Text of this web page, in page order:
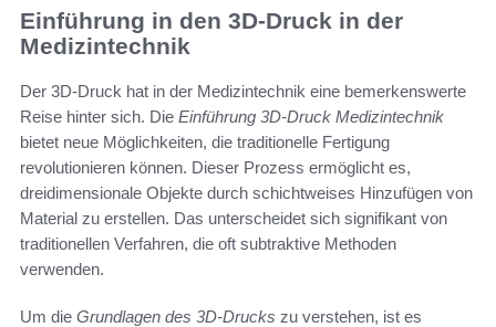
Einführung in den 3D-Druck in der
Medizintechnik
Der 3D-Druck hat in der Medizintechnik eine bemerkenswerte
Reise hinter sich. Die Einführung 3D-Druck Medizintechnik
bietet neue Möglichkeiten, die traditionelle Fertigung
revolutionieren können. Dieser Prozess ermöglicht es,
dreidimensionale Objekte durch schichtweises Hinzufügen von
Material zu erstellen. Das unterscheidet sich signifikant von
traditionellen Verfahren, die oft subtraktive Methoden
verwenden.
Um die Grundlagen des 3D-Drucks zu verstehen, ist es